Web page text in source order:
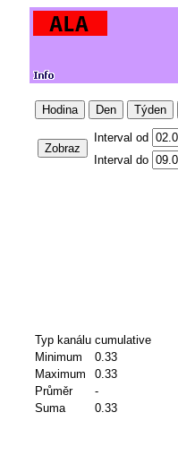
Hodina Den Týden
Zobraz
Interval od
Interval do
Typ kanálu cumulative
Minimum
0.33
Maximum
0.33
Průměr
-
Suma
0.33